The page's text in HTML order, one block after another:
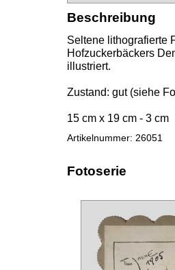
Beschreibung
Seltene lithografierte
Hofzuckerbäckers
illustriert.
Zustand: gut (siehe
15 cm x 19 cm - 3 cm
Artikelnummer: 26051
Fotoserie